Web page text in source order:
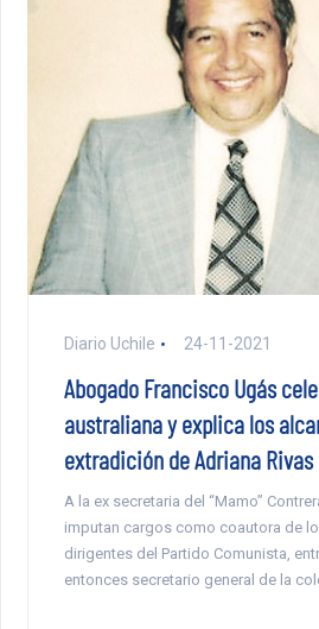
Diario Uchile 24-11-2021
Abogado Francisco Ugás
australiana y explica los
extradición de Adriana Rivas
A la ex secretaria del “Mamo”
imputan cargos como coautora de
dirigentes del Partido Comunista,
entonces secretario general de la